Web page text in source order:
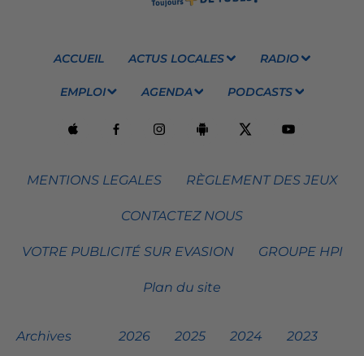
ACCUEIL ACTUS LOCALES RADIO
EMPLOI AGENDA PODCASTS
MENTIONS LEGALES RÈGLEMENT DES JEUX
CONTACTEZ NOUS
VOTRE PUBLICITÉ SUR EVASION GROUPE HPI
Plan du site
Archives 2026 2025 2024 2023